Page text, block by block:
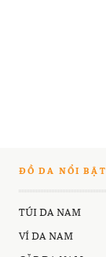
ĐỒ DA NỔI BẬT
TÚI DA NAM
VÍ DA NAM